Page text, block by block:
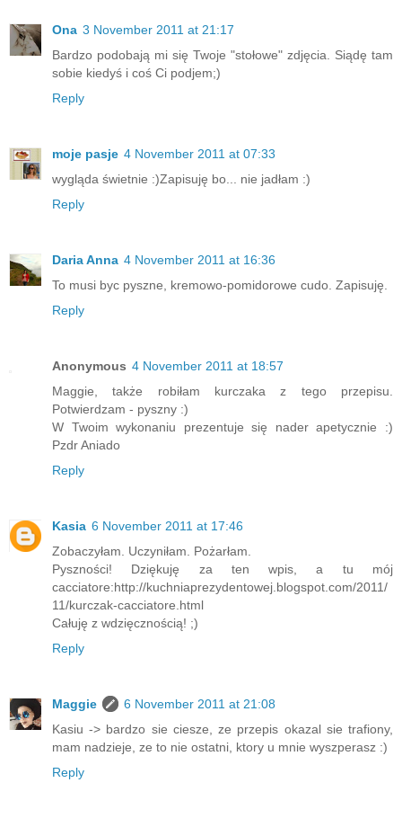
Ona 3 November 2011 at 21:17
Bardzo podobają mi się Twoje "stołowe" zdjęcia. Siądę tam
sobie kiedyś i coś Ci podjem;)
Reply
moje pasje 4 November 2011 at 07:33
wygląda świetnie :)Zapisuję bo... nie jadłam :)
Reply
Daria Anna 4 November 2011 at 16:36
To musi byc pyszne, kremowo-pomidorowe cudo. Zapisuję.
Reply
Anonymous 4 November 2011 at 18:57
Maggie, także robiłam kurczaka z tego przepisu.
Potwierdzam - pyszny :)
W Twoim wykonaniu prezentuje się nader apetycznie :)
Pzdr Aniado
Reply
Kasia 6 November 2011 at 17:46
Zobaczyłam. Uczyniłam. Pożarłam.
Pyszności! Dziękuję za ten wpis, a tu mój
cacciatore:http://kuchniaprezydentowej.blogspot.com/2011/
11/kurczak-cacciatore.html
Całuję z wdzięcznością! ;)
Reply
Maggie
6 November 2011 at 21:08
Kasiu -> bardzo sie ciesze, ze przepis okazal sie trafiony,
mam nadzieje, ze to nie ostatni, ktory u mnie wyszperasz :)
Reply